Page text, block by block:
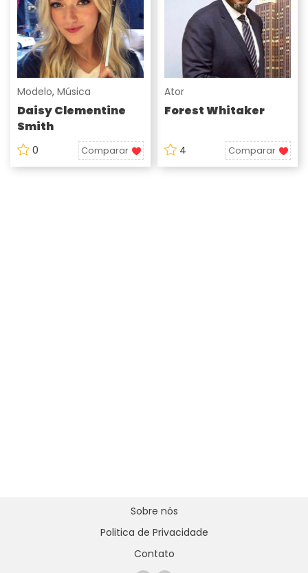
Modelo, Música
Daisy Clementine
Smith
0 Comparar
Ator
Forest Whitaker
4 Comparar
Sobre nós
Politica de Privacidade
Contato